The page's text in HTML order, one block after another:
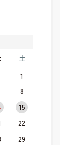
土
1
8
15
22
29